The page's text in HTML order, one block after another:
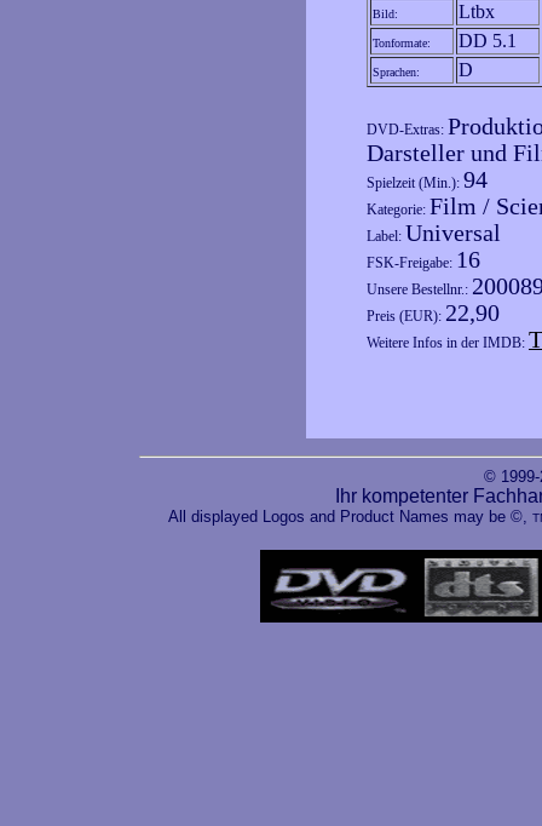
Bild: Ltbx
Tonformate: DD 5.1
Sprachen: D
DVD-Extras:
Darsteller und
Spielzeit (Min.): 94
Kategorie: Film /
Label: Universal
FSK-Freigabe: 16
Unsere Bestellnr.:
Preis (EUR): 22,90
Weitere Infos in der IMDB:
© 1999-
Ihr kompetenter
All displayed Logos and Product Names may be ©,